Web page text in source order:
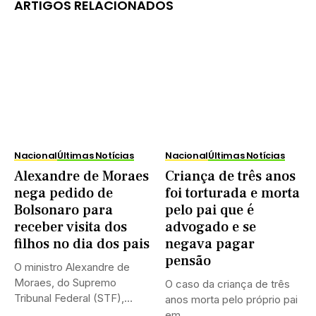
ARTIGOS RELACIONADOS
NacionalÚltimas Notícias
Alexandre de Moraes
nega pedido de
Bolsonaro para
receber visita dos
filhos no dia dos pais
O ministro Alexandre de
Moraes, do Supremo
Tribunal Federal (STF),
NacionalÚltimas Notícias
Criança de três anos
foi torturada e morta
pelo pai que é
advogado e se
negava pagar
pensão
O caso da criança de três
anos morta pelo próprio pai